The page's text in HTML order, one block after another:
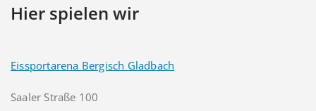
Hier spielen wir
Eissportarena Bergisch Gladbach
Saaler Straße 100